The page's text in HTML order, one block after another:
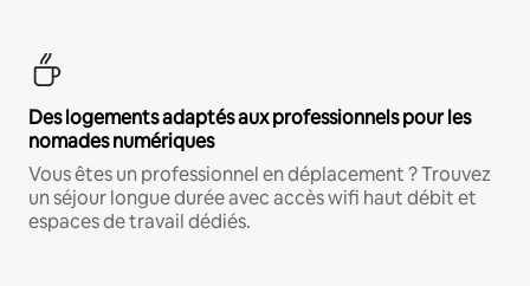
Des logements adaptés aux professionnels pour les
nomades numériques
Vous êtes un professionnel en déplacement ? Trouvez
un séjour longue durée avec accès wifi haut débit et
espaces de travail dédiés.